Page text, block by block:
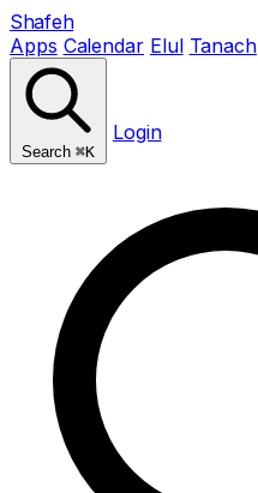
Shafeh
Apps Calendar Elul Tanach
Search ⌘K
Login